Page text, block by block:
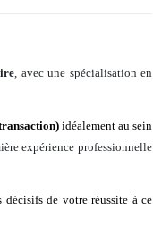
, avec une spécialisation en
idéalement au sein
expérience professionnelle
décisifs de votre réussite à ce